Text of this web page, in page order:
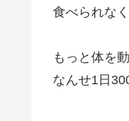
食べられな
もっと体を
なんせ1日